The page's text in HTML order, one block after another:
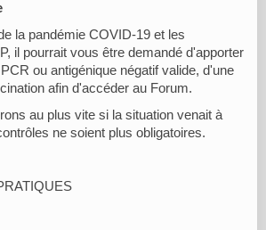
la pandémie COVID-19 et les
il pourrait vous être demandé d'apporter
ou antigénique négatif valide, d'une
afin d'accéder au Forum.
au plus vite si la situation venait à
ne soient plus obligatoires.